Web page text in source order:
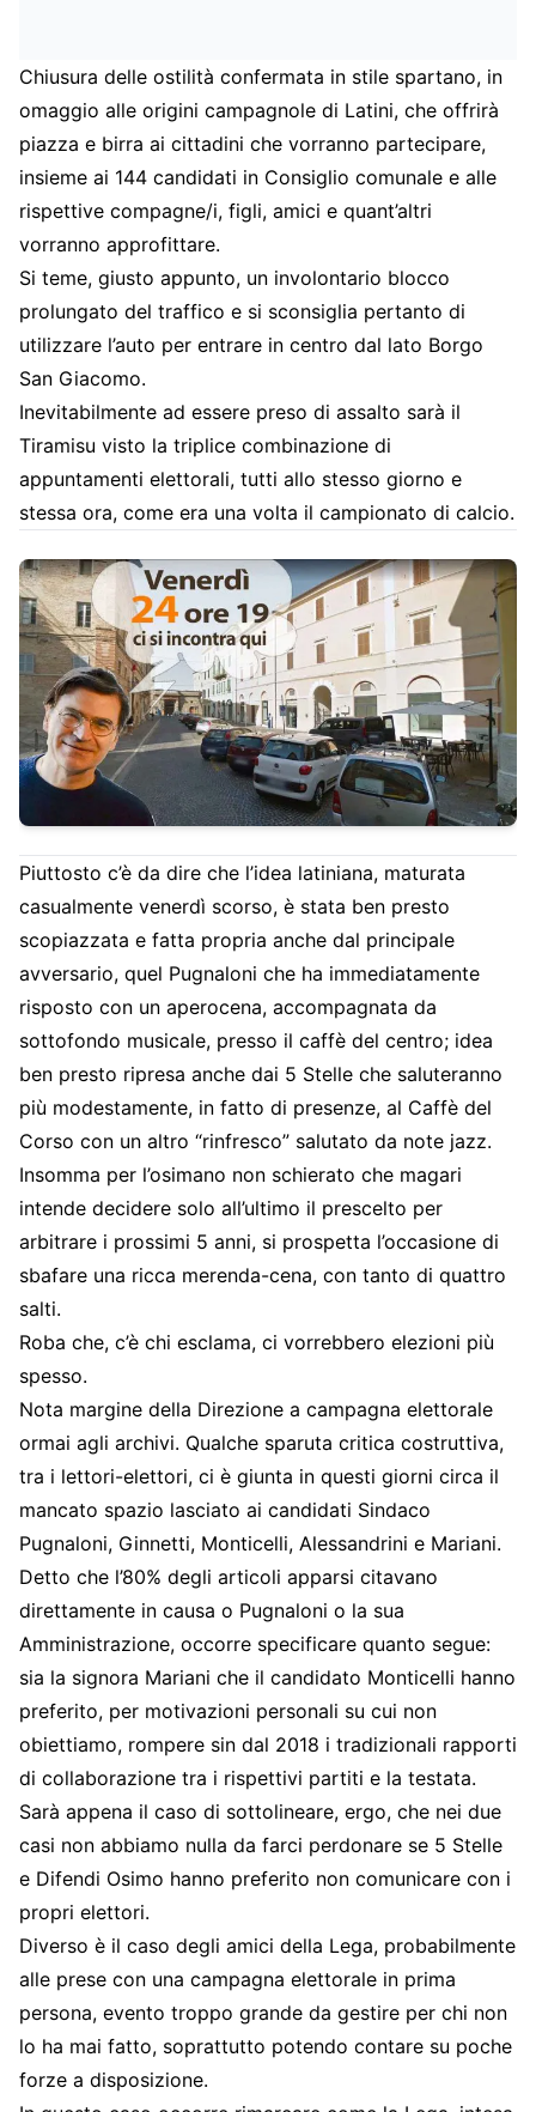
Chiusura delle ostilità confermata in stile spartano, in
omaggio alle origini campagnole di Latini, che offrirà
piazza e birra ai cittadini che vorranno partecipare,
insieme ai 144 candidati in Consiglio comunale e alle
rispettive compagne/i, figli, amici e quant’altri
vorranno approfittare.
Si teme, giusto appunto, un involontario blocco
prolungato del traffico e si sconsiglia pertanto di
utilizzare l’auto per entrare in centro dal lato Borgo
San Giacomo.
Inevitabilmente ad essere preso di assalto sarà il
Tiramisu visto la triplice combinazione di
appuntamenti elettorali, tutti allo stesso giorno e
stessa ora, come era una volta il campionato di calcio.
Piuttosto c’è da dire che l’idea latiniana, maturata
casualmente venerdì scorso, è stata ben presto
scopiazzata e fatta propria anche dal principale
avversario, quel Pugnaloni che ha immediatamente
risposto con un aperocena, accompagnata da
sottofondo musicale, presso il caffè del centro; idea
ben presto ripresa anche dai 5 Stelle che saluteranno
più modestamente, in fatto di presenze, al Caffè del
Corso con un altro “rinfresco” salutato da note jazz.
Insomma per l’osimano non schierato che magari
intende decidere solo all’ultimo il prescelto per
arbitrare i prossimi 5 anni, si prospetta l’occasione di
sbafare una ricca merenda-cena, con tanto di quattro
salti.
Roba che, c’è chi esclama, ci vorrebbero elezioni più
spesso.
Nota margine della Direzione a campagna elettorale
ormai agli archivi. Qualche sparuta critica costruttiva,
tra i lettori-elettori, ci è giunta in questi giorni circa il
mancato spazio lasciato ai candidati Sindaco
Pugnaloni, Ginnetti, Monticelli, Alessandrini e Mariani.
Detto che l’80% degli articoli apparsi citavano
direttamente in causa o Pugnaloni o la sua
Amministrazione, occorre specificare quanto segue:
sia la signora Mariani che il candidato Monticelli hanno
preferito, per motivazioni personali su cui non
obiettiamo, rompere sin dal 2018 i tradizionali rapporti
di collaborazione tra i rispettivi partiti e la testata.
Sarà appena il caso di sottolineare, ergo, che nei due
casi non abbiamo nulla da farci perdonare se 5 Stelle
e Difendi Osimo hanno preferito non comunicare con i
propri elettori.
Diverso è il caso degli amici della Lega, probabilmente
alle prese con una campagna elettorale in prima
persona, evento troppo grande da gestire per chi non
lo ha mai fatto, soprattutto potendo contare su poche
forze a disposizione.